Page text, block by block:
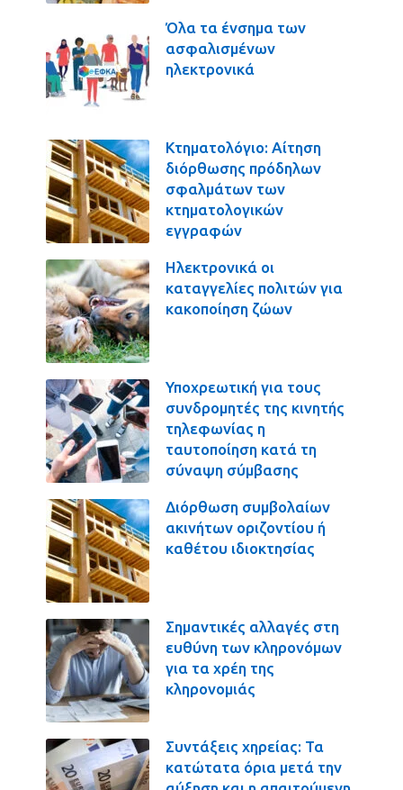
Όλα τα ένσημα των
ασφαλισμένων
ηλεκτρονικά
Κτηματολόγιο: Αίτηση
διόρθωσης πρόδηλων
σφαλμάτων των
κτηματολογικών
εγγραφών
Ηλεκτρονικά οι
καταγγελίες πολιτών για
κακοποίηση ζώων
Υποχρεωτική για τους
συνδρομητές της κινητής
τηλεφωνίας η
ταυτοποίηση κατά τη
σύναψη σύμβασης
Διόρθωση συμβολαίων
ακινήτων οριζοντίου ή
καθέτου ιδιοκτησίας
Σημαντικές αλλαγές στη
ευθύνη των κληρονόμων
για τα χρέη της
κληρονομιάς
Συντάξεις χηρείας: Τα
κατώτατα όρια μετά την